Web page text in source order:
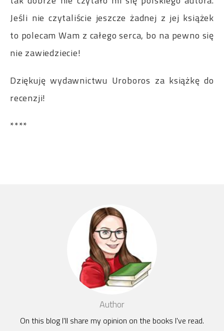
Jeśli nie czytaliście jeszcze żadnej z jej książek
to polecam Wam z całego serca, bo na pewno się
nie zawiedziecie!
Dziękuję wydawnictwu Uroboros za książkę do
recenzji!
****
Author
On this blog I'll share my opinion on the books I've read.